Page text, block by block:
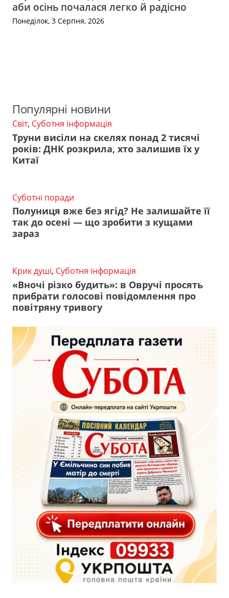
аби осінь почалася легко й радісно
Понеділок, 3 Серпня, 2026
Популярні новини
Світ, Суботня інформація
Труни висіли на скелях понад 2 тисячі
років: ДНК розкрила, хто залишив їх у
Китаї
Суботні поради
Полуниця вже без ягід? Не залишайте її
так до осені — що зробити з кущами
зараз
Крик душі, Суботня інформація
«Вночі різко будить»: в Овручі просять
прибрати голосові повідомлення про
повітряну тривогу